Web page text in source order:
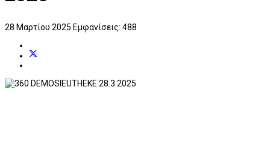
28 Μαρτίου 2025 Εμφανίσεις: 488